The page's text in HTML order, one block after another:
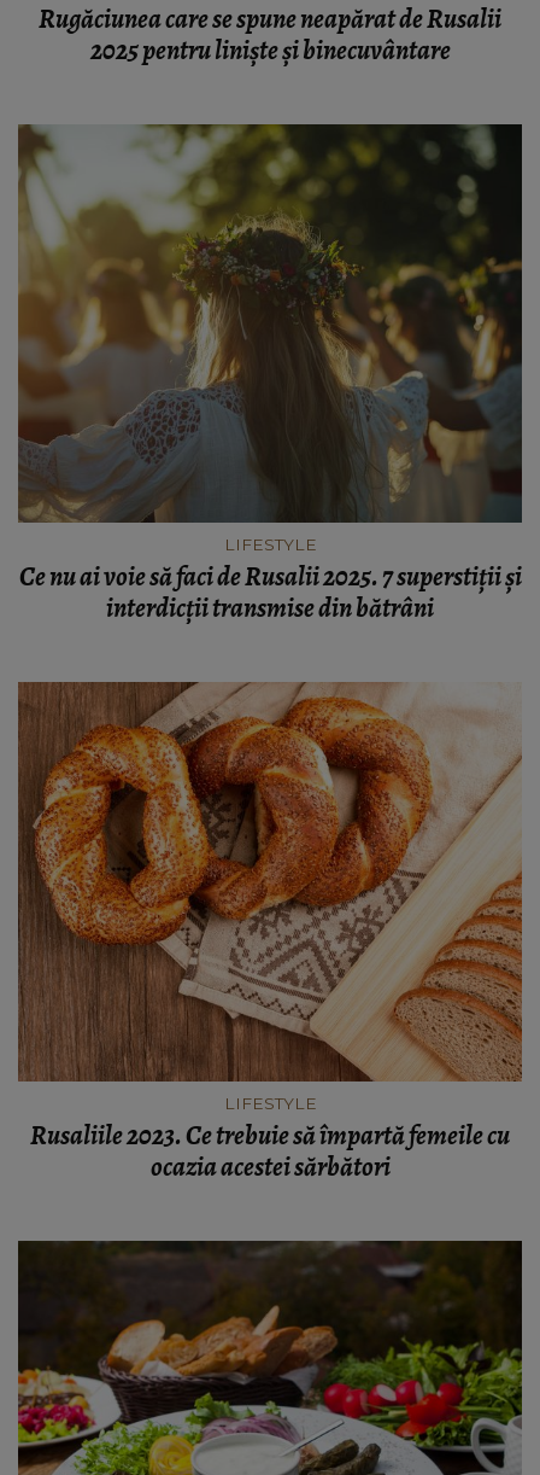
Rugăciunea care se spune neapărat de Rusalii
2025 pentru liniște și binecuvântare
LIFESTYLE
Ce nu ai voie să faci de Rusalii 2025. 7 superstiții și
interdicții transmise din bătrâni
LIFESTYLE
Rusaliile 2023. Ce trebuie să împartă femeile cu
ocazia acestei sărbători